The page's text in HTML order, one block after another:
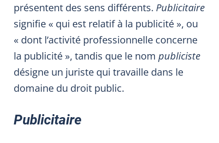
présentent des sens différents. Publicitaire
signifie « qui est relatif à la publicité », ou
« dont l’activité professionnelle concerne
la publicité », tandis que le nom publiciste
désigne un juriste qui travaille dans le
domaine du droit public.
Publicitaire